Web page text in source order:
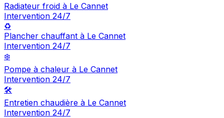
Radiateur froid à Le Cannet
Intervention 24/7
♻️
Plancher chauffant à Le Cannet
Intervention 24/7
❄️
Pompe à chaleur à Le Cannet
Intervention 24/7
🛠️
Entretien chaudière à Le Cannet
Intervention 24/7